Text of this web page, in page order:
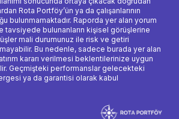
Rota Portföy’ün ya da çalışanlarının
bulunmamaktadır. Raporda yer alan yorum
tavsiyede bulunanların kişisel görüşlerine
mali durumunuz ile risk ve getiri
Bu nedenle, sadece burada yer alan
kararı verilmesi beklentilerinize uygun
Geçmişteki performanslar gelecekteki
ya da garantisi olarak kabul